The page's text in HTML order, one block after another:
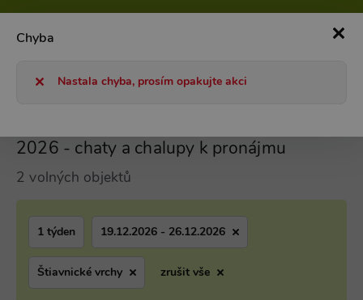
2026 - chaty a chalupy k pronájmu
2 volných objektů
1 týden 19.12.2026 - 26.12.2026
Štiavnické vrchy zrušit vše
Chyba
Nastala chyba, prosím opakujte akci